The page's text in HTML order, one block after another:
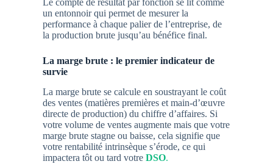
Le compte de résultat par fonction se lit comme
un entonnoir qui permet de mesurer la
performance à chaque palier de l’entreprise, de
la production brute jusqu’au bénéfice final.
La marge brute : le premier indicateur de
survie
La marge brute se calcule en soustrayant le coût
des ventes (matières premières et main-d’œuvre
directe de production) du chiffre d’affaires. Si
votre volume de ventes augmente mais que votre
marge brute stagne ou baisse, cela signifie que
votre rentabilité intrinsèque s’érode, ce qui
impactera tôt ou tard votre DSO.